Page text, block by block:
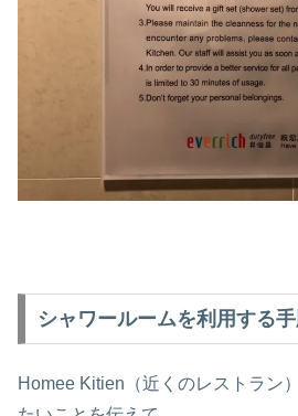
シャワールームを利用する
Homee Kitien（近くのレストラン